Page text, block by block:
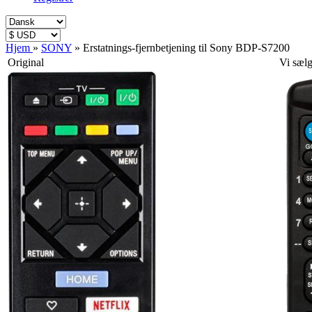
Hjem » SONY » Erstatnings-fjernbetjening til Sony BDP-S7200
Original
Vi